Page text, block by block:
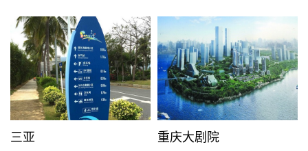
三亚 重庆大剧院